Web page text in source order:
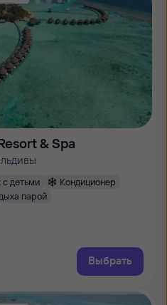
& Spa
детьми
Кондиционер
парой
Выбрать